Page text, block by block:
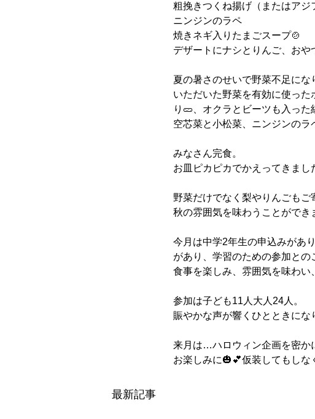
粗挽きつくね揚げ（またはアジ
ニンジンのラペ
焼きネギ入りたまごスープ🍲
デザートにナシとりんご、おや
夏の暑さのせいで野菜不足にな
いただいた野菜を有効に使っ
り🥒、オクラとビーツも入った
空芯菜と小松菜、ニンジンの
みなさん完食。
お皿ピカピカでかえってきまし
野菜だけでなく梨やりんごもご
秋の雰囲気を味わうことができ
今月は中学2年生の申込みがあ
があり、学習のための参加との
食事を楽しみ、雰囲気を味わ
参加は子ども11人大人24人。
賑やかな声が響くひとときにな
来月は…ハロウィン企画を密か
お楽しみに🎃💕仮装してもしな
最新記事